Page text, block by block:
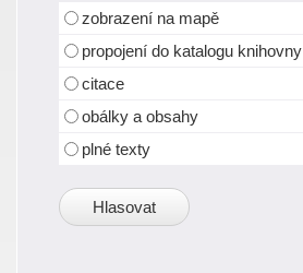
zobrazení na mapě
propojení do katalogu knihovny
citace
obálky a obsahy
plné texty